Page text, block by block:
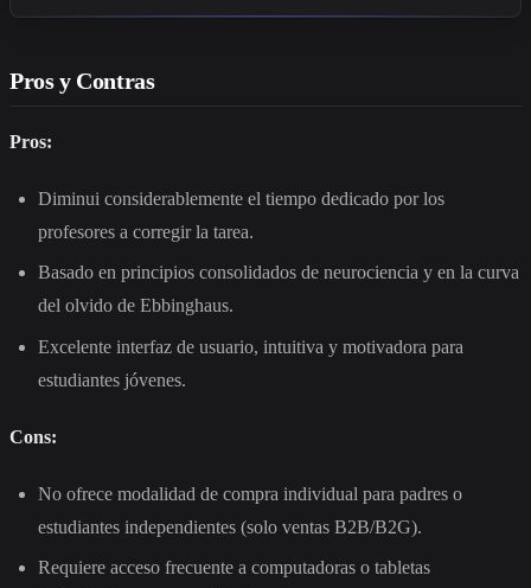
Pros y Contras
Pros:
Diminui considerablemente el tiempo dedicado por los
profesores a corregir la tarea.
Basado en principios consolidados de neurociencia y en la curva
del olvido de Ebbinghaus.
Excelente interfaz de usuario, intuitiva y motivadora para
estudiantes jóvenes.
Cons:
No ofrece modalidad de compra individual para padres o
estudiantes independientes (solo ventas B2B/B2G).
Requiere acceso frecuente a computadoras o tabletas